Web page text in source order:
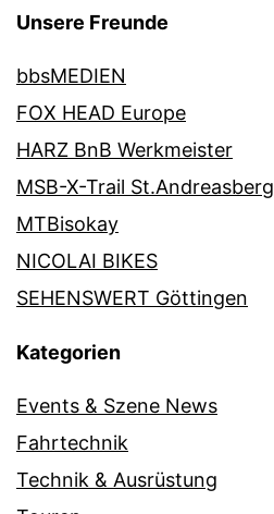
Unsere Freunde
bbsMEDIEN
FOX HEAD Europe
HARZ BnB Werkmeister
MSB-X-Trail St.Andreasberg
MTBisokay
NICOLAI BIKES
SEHENSWERT Göttingen
Kategorien
Events & Szene News
Fahrtechnik
Technik & Ausrüstung